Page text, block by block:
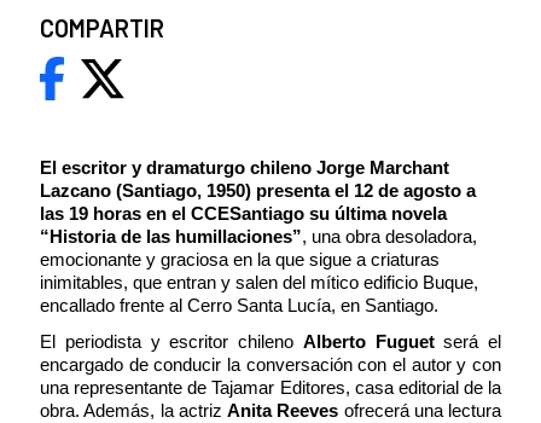
El escritor y dramaturgo chileno Jorge Marchant
Lazcano (Santiago, 1950) presenta el 12 de agosto a
las 19 horas en el CCESantiago su última novela
“Historia de las humillaciones”, una obra desoladora,
emocionante y graciosa en la que sigue a criaturas
inimitables, que entran y salen del mítico edificio Buque,
encallado frente al Cerro Santa Lucía, en Santiago.
El periodista y escritor chileno Alberto Fuguetserá el
encargado de conducir la conversación con el autor y con
una representante de Tajamar Editores, casa editorial de la
obra. Además, la actriz Anita Reeves ofrecerá una lectura
COMPARTIR